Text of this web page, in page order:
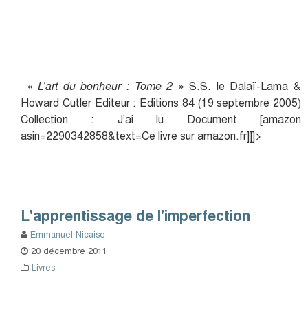
«L’art du bonheur : Tome 2 » S.S. le Dalaï-Lama &
Howard Cutler Editeur : Editions 84 (19 septembre 2005)
Collection : J’ai lu Document [amazon
asin=2290342858&text=Ce livre sur amazon.fr]]]>
L'apprentissage de l'imperfection
Emmanuel Nicaise
20 décembre 2011
Livres